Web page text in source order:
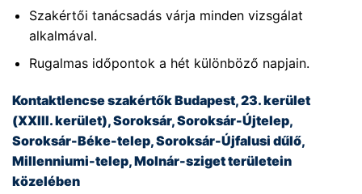
Szakértői tanácsadás várja minden vizsgálat
alkalmával.
Rugalmas időpontok a hét különböző napjain.
Kontaktlencse szakértők Budapest, 23. kerület
(XXIII. kerület), Soroksár, Soroksár-Újtelep,
Soroksár-Béke-telep, Soroksár-Újfalusi dűlő,
Millenniumi-telep, Molnár-sziget területein
közelében